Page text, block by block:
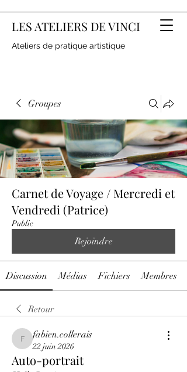
LES ATELIERS DE VINCI
Ateliers de pratique artistique
Groupes
Carnet de Voyage / Mercredi et
Vendredi (Patrice)
Public
Rejoindre
Discussion Médias Fichiers Membres
Retour
fabien.collerais
fabien.collerais
22 juin 2026
Auto-portrait